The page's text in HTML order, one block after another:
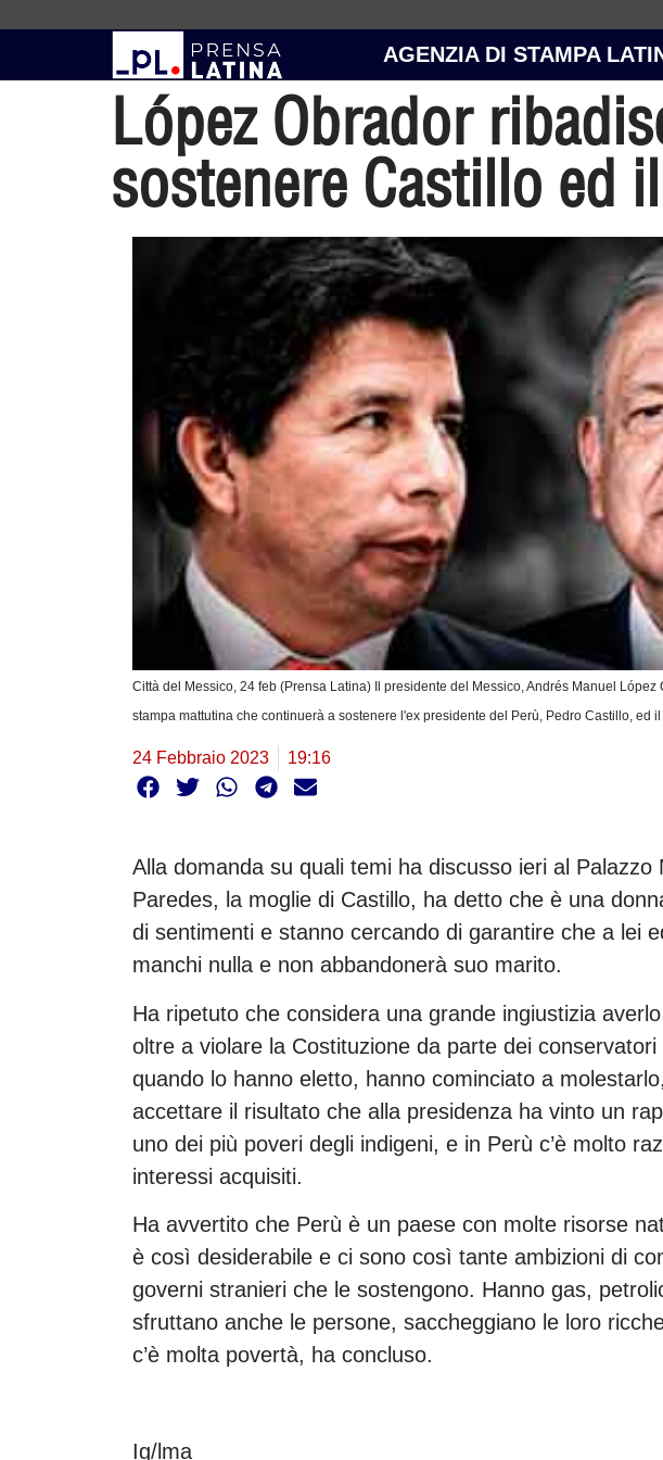
AGENZIA DI STAMPA
López Obrador
sostenere Castillo ed
Città del Messico, 24 feb (Prensa Latina) Il presidente del Messico, Andrés Manuel
stampa mattutina che continuerà a sostenere l'ex presidente del Perù, Pedro Castillo, ed
24 Febbraio 2023 19:16
Alla domanda su quali temi ha discusso ieri al Palazzo
Paredes, la moglie di Castillo, ha detto che è una
di sentimenti e stanno cercando di garantire che a lei
manchi nulla e non abbandonerà suo marito.
Ha ripetuto che considera una grande ingiustizia
oltre a violare la Costituzione da parte dei
quando lo hanno eletto, hanno cominciato a
accettare il risultato che alla presidenza ha vinto un
uno dei più poveri degli indigeni, e in Perù c’è molto
interessi acquisiti.
Ha avvertito che Perù è un paese con molte risorse
è così desiderabile e ci sono così tante ambizioni di
governi stranieri che le sostengono. Hanno gas,
sfruttano anche le persone, saccheggiano le loro
c’è molta povertà, ha concluso.
Ig/lma